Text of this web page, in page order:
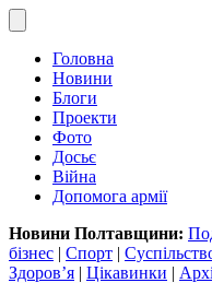
Головна
Новини
Блоги
Проекти
Фото
Досьє
Війна
Допомога армії
Новини Полтавщини:
бізнес | Спорт |
Здоров’я | Цікавинки |